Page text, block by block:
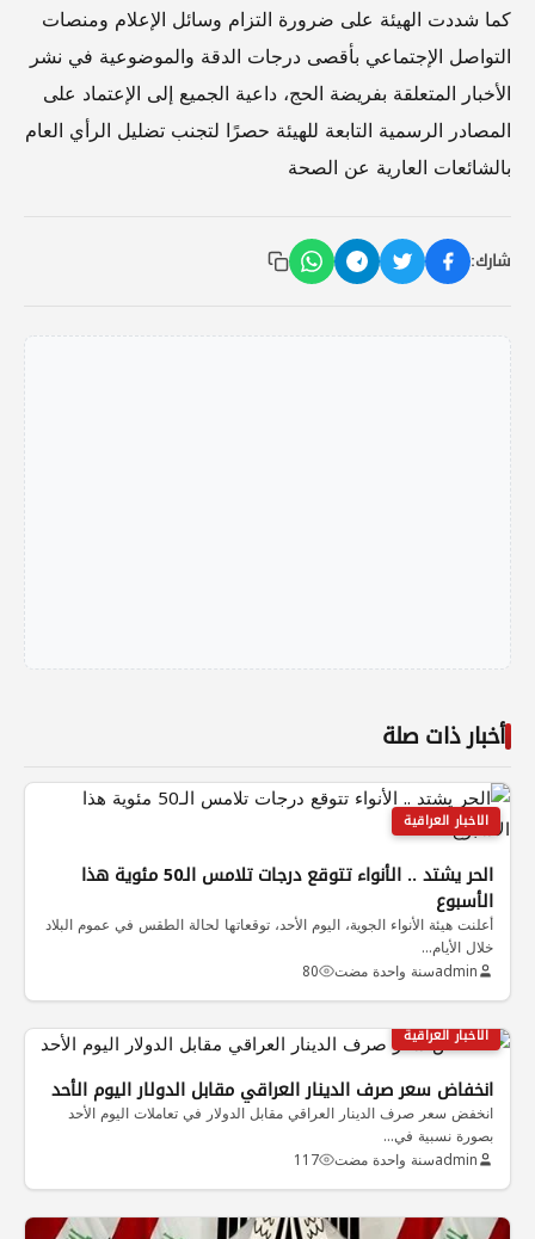
كما شددت الهيئة على ضرورة التزام وسائل الإعلام ومنصات
التواصل الإجتماعي بأقصى درجات الدقة والموضوعية في نشر
الأخبار المتعلقة بفريضة الحج، داعية الجميع إلى الإعتماد على
المصادر الرسمية التابعة للهيئة حصرًا لتجنب تضليل الرأي العام
بالشائعات العارية عن الصحة
شارك:
أخبار ذات صلة
الاخبار العراقية
الحر يشتد .. الأنواء تتوقع درجات تلامس الـ50 مئوية هذا
الأسبوع
أعلنت هيئة الأنواء الجوية، اليوم الأحد، توقعاتها لحالة الطقس في عموم البلاد
خلال الأيام…
adminسنة واحدة مضت 80
الاخبار العراقية
انخفاض سعر صرف الدينار العراقي مقابل الدولار اليوم الأحد
انخفض سعر صرف الدينار العراقي مقابل الدولار في تعاملات اليوم الأحد
بصورة نسبية في…
adminسنة واحدة مضت 117